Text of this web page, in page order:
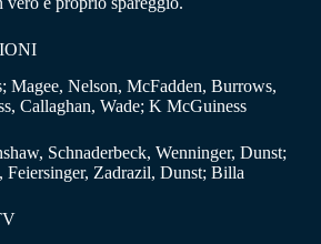
Magee, Nelson, McFadden, Burrows,
Callaghan, Wade; K McGuiness
Schnaderbeck, Wenninger, Dunst;
Feiersinger, Zadrazil, Dunst; Billa